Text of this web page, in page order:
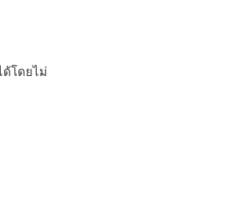
ด้โดยไม่